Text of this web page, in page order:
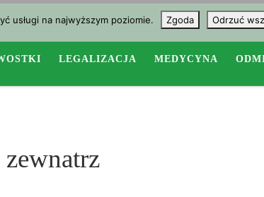
LEGALIZACJA MEDYCYNA
usługi na najwyższym poziomie. Zgoda Odrzuć